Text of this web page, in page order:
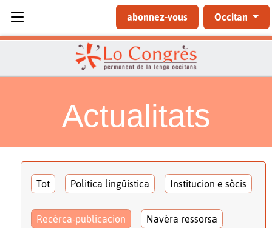
abonnez-vous Occitan
Actualitats
Tot Politica lingüistica Institucion e sòcis
Recèrca-publicacion Navèra ressorsa